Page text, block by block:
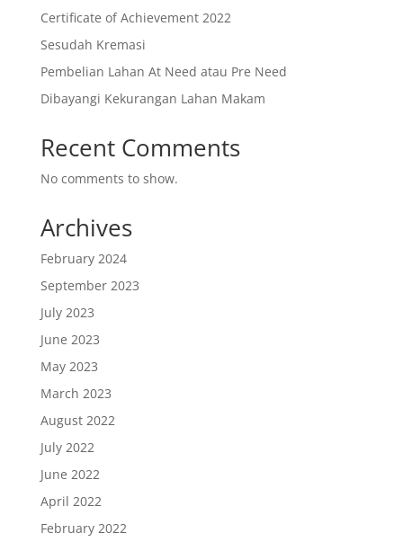
Certificate of Achievement 2022
Sesudah Kremasi
Pembelian Lahan At Need atau Pre Need
Dibayangi Kekurangan Lahan Makam
Recent Comments
No comments to show.
Archives
February 2024
September 2023
July 2023
June 2023
May 2023
March 2023
August 2022
July 2022
June 2022
April 2022
February 2022